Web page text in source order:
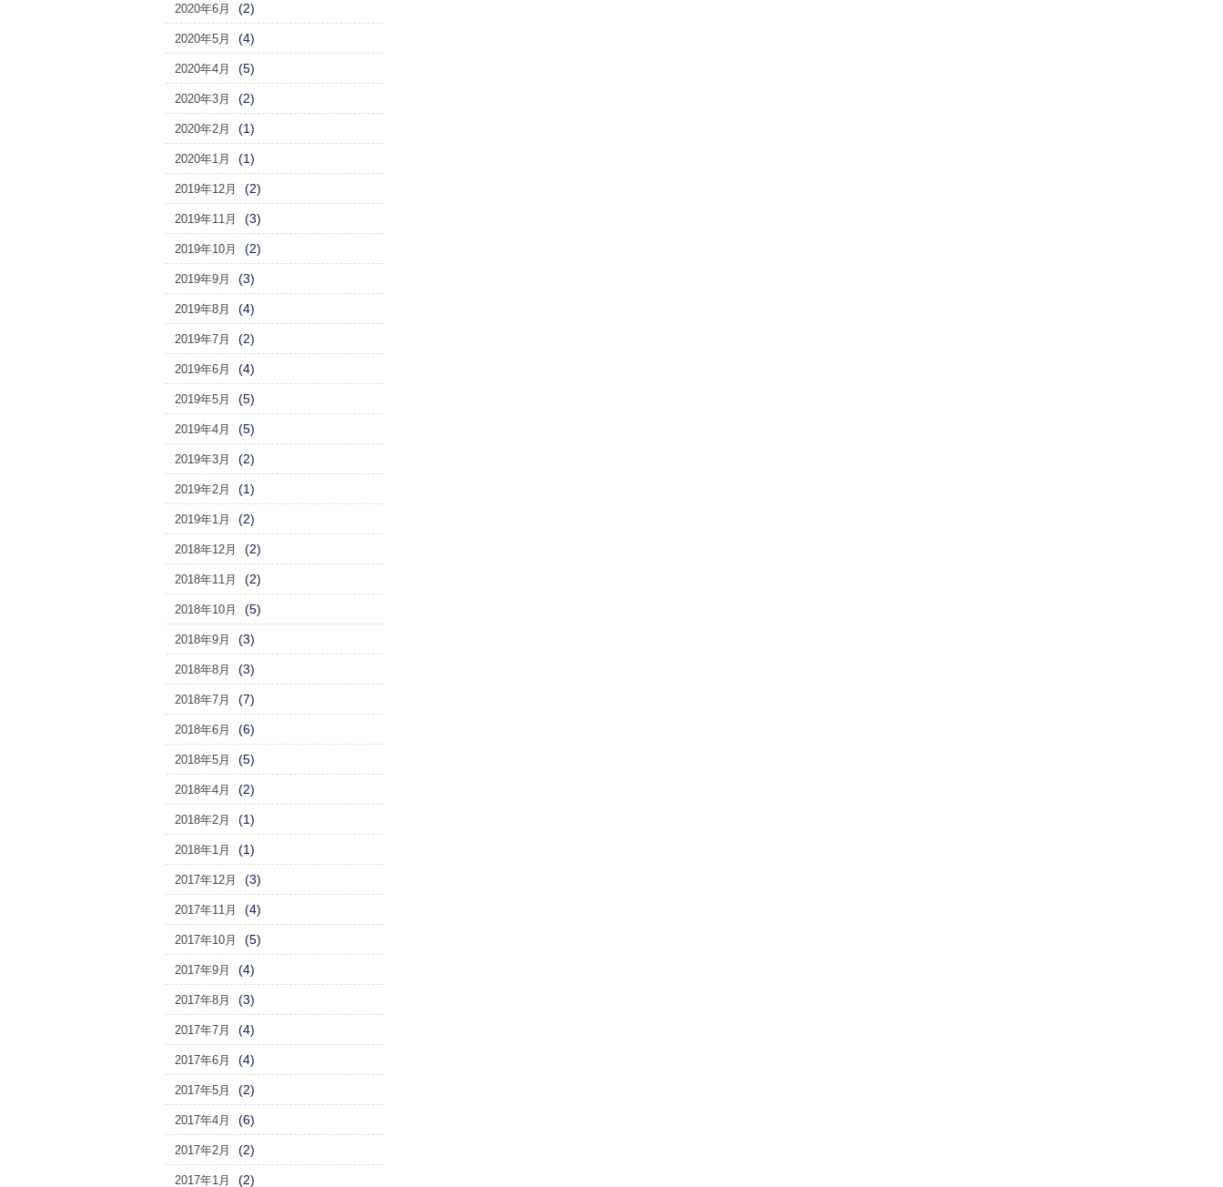
2020年6月 (2)
2020年5月 (4)
2020年4月 (5)
2020年3月 (2)
2020年2月 (1)
2020年1月 (1)
2019年12月 (2)
2019年11月 (3)
2019年10月 (2)
2019年9月 (3)
2019年8月 (4)
2019年7月 (2)
2019年6月 (4)
2019年5月 (5)
2019年4月 (5)
2019年3月 (2)
2019年2月 (1)
2019年1月 (2)
2018年12月 (2)
2018年11月 (2)
2018年10月 (5)
2018年9月 (3)
2018年8月 (3)
2018年7月 (7)
2018年6月 (6)
2018年5月 (5)
2018年4月 (2)
2018年2月 (1)
2018年1月 (1)
2017年12月 (3)
2017年11月 (4)
2017年10月 (5)
2017年9月 (4)
2017年8月 (3)
2017年7月 (4)
2017年6月 (4)
2017年5月 (2)
2017年4月 (6)
2017年2月 (2)
2017年1月 (2)